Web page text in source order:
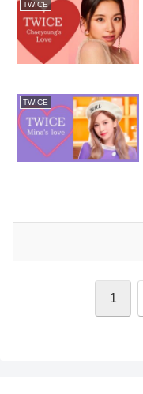
TWICE
TWICE
1